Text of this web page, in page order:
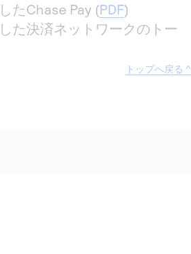
たChase Pay (PDF)
た決済ネットワークのトー
トップへ戻る ^